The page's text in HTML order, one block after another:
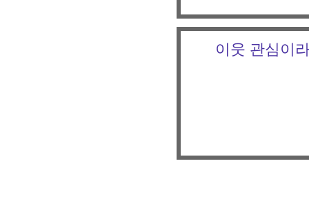
이웃 관심이